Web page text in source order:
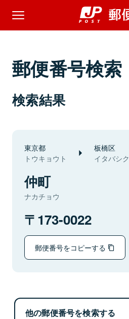
郵便番号検索
検索結果
東京都
トウキョウト
板橋区
イタバシク
仲町
ナカチョウ
173-0022
郵便番号をコピーする
他の郵便番号を検索する